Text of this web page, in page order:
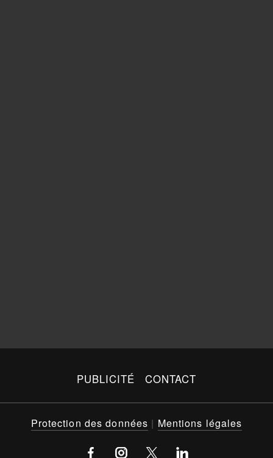
PUBLICITÉ CONTACT
Protection des données | Mentions légales